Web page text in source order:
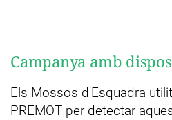
Campanya amb
Els Mossos d'Esquadra
PREMOT per detectar